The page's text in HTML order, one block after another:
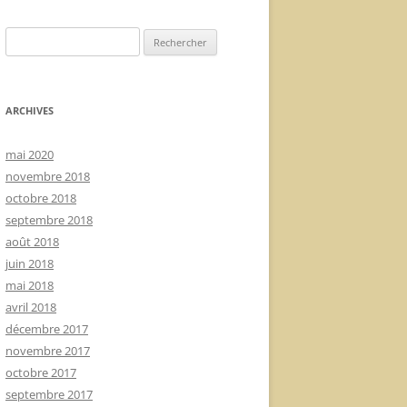
ARCHIVES
mai 2020
novembre 2018
octobre 2018
septembre 2018
août 2018
juin 2018
mai 2018
avril 2018
décembre 2017
novembre 2017
octobre 2017
septembre 2017